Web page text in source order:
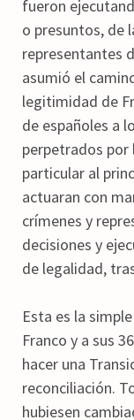
fueron
o presuntos, de
representantes
asumió el
legitimidad de
de españoles a
perpetrados por
particular al
actuaran con
crímenes y
decisiones y
de legalidad,
Esta es la
Franco y a sus
hacer una
reconciliación.
hubiesen